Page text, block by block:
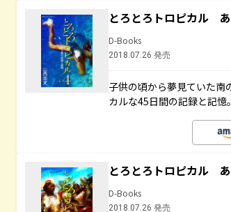
とろとろトロピカル
D-Books
2018.07.26 発売
子供の頃から夢見ていた南
カルな45日間の記録と記憶。
とろとろトロピカル
D-Books
2018.07.26 発売